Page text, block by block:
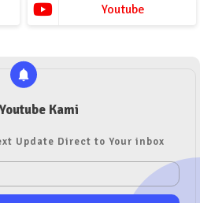
Youtube
Kami
Update Direct to Your inbox